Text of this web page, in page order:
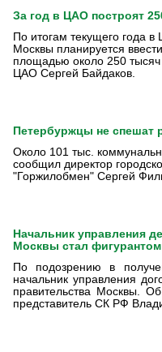
За год в ЦАО построят
По итогам текущего года
Москвы планируется
площадью около 250
ЦАО Сергей Байдаков.
Петербуржцы не спешат
Около 101 тыс.
сообщил директор
"Горжилобмен" Сергей
Начальник управления
Москвы стал
По подозрению в
начальник управления
правительства Москвы.
представитель СК РФ